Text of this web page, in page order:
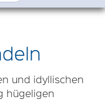
und idyllischen
hügeligen